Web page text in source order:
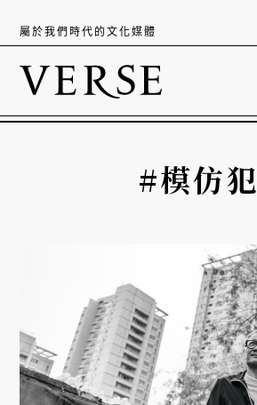
屬於我們時代的文化媒體
#模仿犯